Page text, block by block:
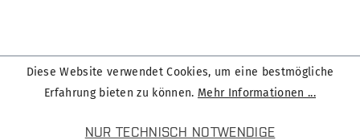
Diese Website verwendet Cookies, um eine bestmögliche
Erfahrung bieten zu können. Mehr Informationen ...
NUR TECHNISCH NOTWENDIGE